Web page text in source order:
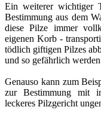
Ein weiterer wichtiger
Bestimmung aus dem
diese Pilze immer
eigenen Korb -
tödlich giftigen Pilzes
und so gefährlich
Genauso kann zum
zur Bestimmung mit
leckeres Pilzgericht